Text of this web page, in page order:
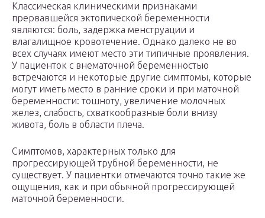
Классическая клиническими признаками
прервавшейся эктопической беременности
являются: боль, задержка менструации и
влагалищное кровотечение. Однако далеко не во
всех случаях имеют место эти типичные проявления.
У пациенток с внематочной беременностью
встречаются и некоторые другие симптомы, которые
могут иметь место в ранние сроки и при маточной
беременности: тошноту, увеличение молочных
желез, слабость, схваткообразные боли внизу
живота, боль в области плеча.
Симптомов, характерных только для
прогрессирующей трубной беременности, не
существует. У пациентки отмечаются точно такие же
ощущения, как и при обычной прогрессирующей
маточной беременности.